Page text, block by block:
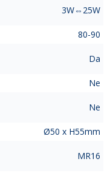
3W⇔25W
80-90
Da
Ne
Ne
Ø50 x H55mm
MR16